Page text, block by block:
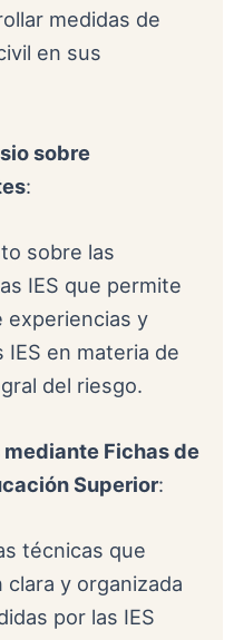
medidas de
en sus
sobre
:
sobre las
IES que permite
experiencias y
IES en materia de
del riesgo.
Fichas de
Superior:
técnicas que
y organizada
por las IES